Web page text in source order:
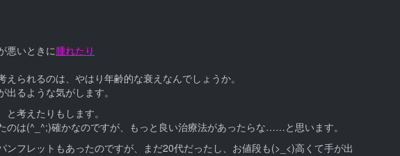
悪いときに腫れたり
られるのは、やはり年齢的な衰えなんでしょうか。
るような気がします。
と考えたりもします。
のは(^_^;)確かなのですが、もっと良い治療法があったらな……と思います。
フレットもあったのですが、まだ20代だったし、お値段も(>_<)高くて手が出